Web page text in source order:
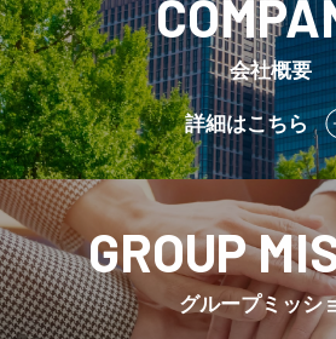
会社概要
詳細はこちら
GROUP
グループミッシ